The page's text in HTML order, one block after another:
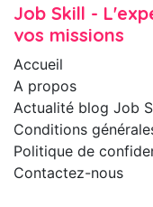
Job Skill -
vos missions
Accueil
A propos
Actualité blog Job
Conditions
Politique de
Contactez-nous